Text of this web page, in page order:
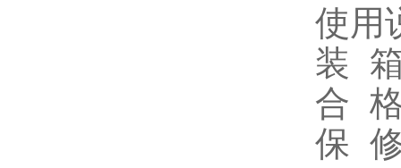
使用
装
合
保